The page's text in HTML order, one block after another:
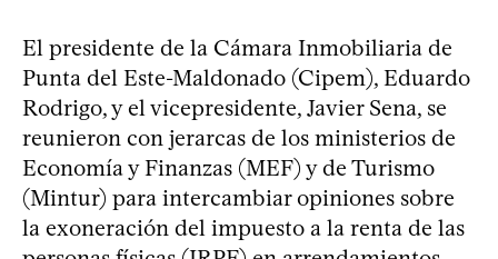
El presidente de la Cámara Inmobiliaria de
Punta del Este-Maldonado (Cipem), Eduardo
Rodrigo, y el vicepresidente, Javier Sena, se
reunieron con jerarcas de los ministerios de
Economía y Finanzas (MEF) y de Turismo
(Mintur) para intercambiar opiniones sobre
la exoneración del impuesto a la renta de las